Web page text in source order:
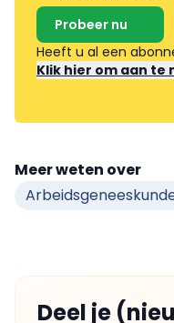
Probeer nu
Heeft u al een
Klik hier om aan te
Meer weten over
Deel je